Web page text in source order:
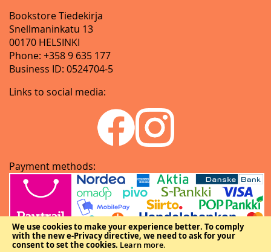
We use cookies to make your experience better. To comply
with the new e-Privacy directive, we need to ask for your
consent to set the cookies. Learn more.
Bookstore Tiedekirja
Snellmaninkatu 13
00170 HELSINKI
Phone: +358 9 635 177
Business ID: 0524704-5
Links to social media:
Payment methods: